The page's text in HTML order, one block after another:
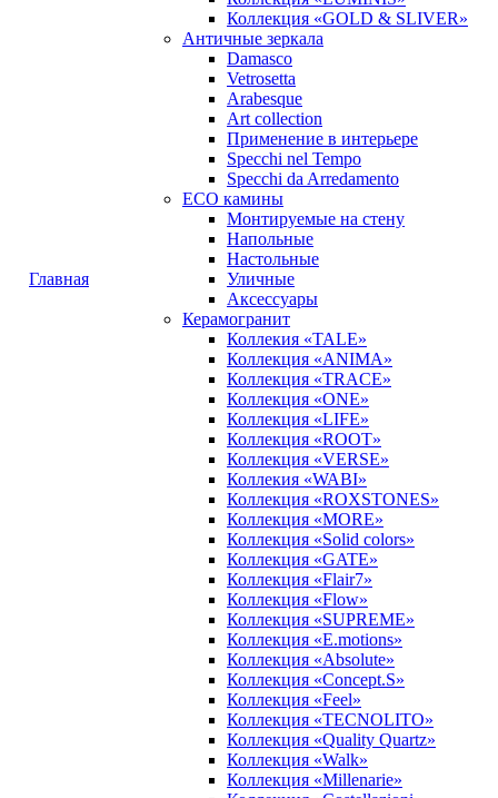
Главная
Коллекция «GOLD & SLIVER»
Античные зеркала
Damasco
Vetrosetta
Arabesque
Art collection
Применение в интерьере
Specchi nel Tempo
Specchi da Arredamento
ECO камины
Монтируемые на стену
Напольные
Настольные
Уличные
Аксессуары
Керамогранит
Коллекия «TALE»
Коллекция «ANIMA»
Коллекция «TRACE»
Коллекция «ONE»
Коллекция «LIFE»
Коллекция «ROOT»
Коллекция «VERSE»
Коллекия «WABI»
Коллекция «ROXSTONES»
Коллекция «MORE»
Коллекция «Solid colors»
Коллекция «GATE»
Коллекция «Flair7»
Коллекция «Flow»
Коллекция «SUPREME»
Коллекция «E.motions»
Коллекция «Absolute»
Коллекция «Concept.S»
Коллекция «Feel»
Коллекция «TECNOLITO»
Коллекция «Quality Quartz»
Коллекция «Walk»
Коллекция «Millenarie»